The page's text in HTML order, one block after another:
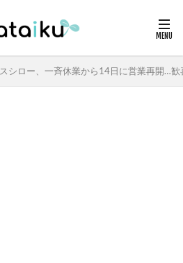
スシロー、一斉休業から14日に営業再開…